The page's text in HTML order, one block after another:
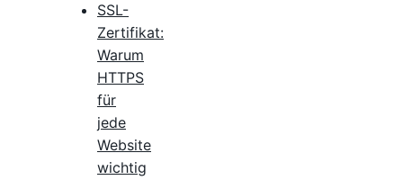
SSL-
Zertifikat:
Warum
HTTPS
für
jede
Website
wichtig